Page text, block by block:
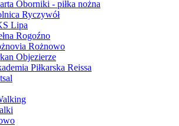
Oborniki - piłka nożna
Ryczywół
Lipa
Rogoźno
Rożnowo
Objezierze
Piłkarska Reissa